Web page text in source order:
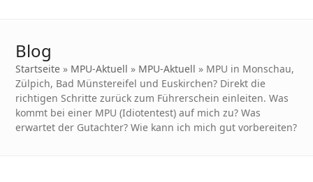
Blog
Startseite » MPU-Aktuell » MPU-Aktuell » MPU in Monschau,
Zülpich, Bad Münstereifel und Euskirchen? Direkt die
richtigen Schritte zurück zum Führerschein einleiten. Was
kommt bei einer MPU (Idiotentest) auf mich zu? Was
erwartet der Gutachter? Wie kann ich mich gut vorbereiten?